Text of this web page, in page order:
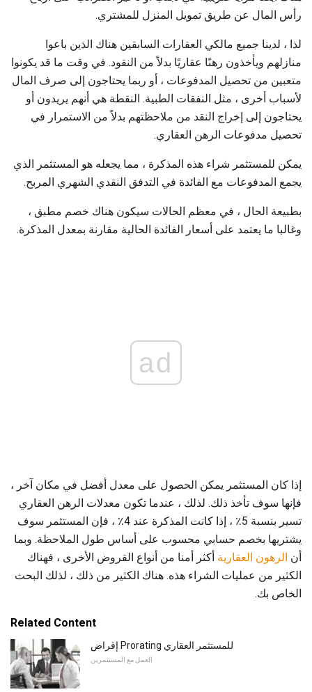
رأس المال عن طريق تمويل المنزل للمشتري.
لذا ، لدينا جميع مالكي العقارات السابقين هناك الذين باعوا
منازلهم ويأخذون رهنًا عقاريًا بدلاً من النقود. في وقت ما قد يكونوا
متعبين من تحصيل المدفوعات ، أو ربما يحتاجون إلى صرف المال
لأسباب أخرى ، مثل النفقات الطبية. النقطة هي أنهم يريدون أو
يحتاجون إلى إخراج النقد من ملاحظتهم بدلاً من الاستمرار في
تحصيل مدفوعات الرهن العقاري.
يمكن للمستثمر شراء هذه المذكرة ، مما يجعله هو المستثمر الذي
يجمع المدفوعات مع الفائدة في التدفق النقدي الشهري المربح.
بطبيعة الحال ، في معظم الحالات سيكون هناك خصم مطبق ،
وغالبا ما يعتمد على أسعار الفائدة الحالية مقارنة بمعدل المذكرة.
ad
إذا كان المستثمر يمكن الحصول على معدل أفضل في مكان آخر ،
فإنها سوف تأخذ ذلك. لذلك ، عندما تكون معدلات الرهن العقاري
تسير بنسبة 5٪ ، إذا كانت المذكرة عند 4٪ ، فإن المستثمر سوف
يشتريها بخصم حسابي محسوب على أساس طول الملاحظة. وبما
أن الرهون العقارية أكثر أمنا من أنواع القروض الأخرى ، فهناك
الكثير من عمليات الشراء هذه. هناك الكثير من ذلك ، لذلك البحث
الخاص بك.
Related Content
إقراض Prorating للمستثمر العقاري
العمل مع المستثمرين